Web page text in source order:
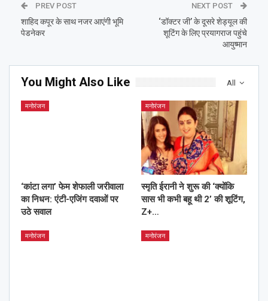
PREV POST
शाहिद कपूर के साथ नजर आएंगी भूमि
पेडनेकर
NEXT POST
‘डॉक्टर जी’ के दूसरे शेड्यूल की
शूटिंग के लिए प्रयागराज पहुंचे
आयुष्मान
All
You Might Also Like
मनोरंजन
‘कांटा लगा’ फेम शेफाली जरीवाला
का निधन: एंटी-एजिंग दवाओं पर
उठे सवाल
मनोरंजन
स्मृति ईरानी ने शुरू की ‘क्योंकि
सास भी कभी बहू थी 2’ की शूटिंग,
Z+…
मनोरंजन मनोरंजन